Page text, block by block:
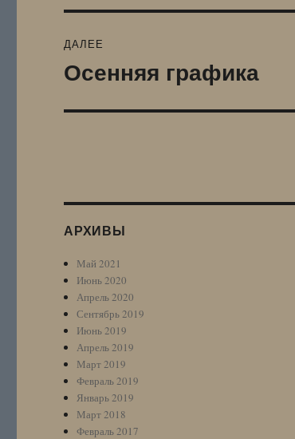
ДАЛЕЕ
Следующая
Осенняя графика
АРХИВЫ
Май 2021
Июнь 2020
Апрель 2020
Сентябрь 2019
Июнь 2019
Апрель 2019
Март 2019
Февраль 2019
Январь 2019
Март 2018
Февраль 2017